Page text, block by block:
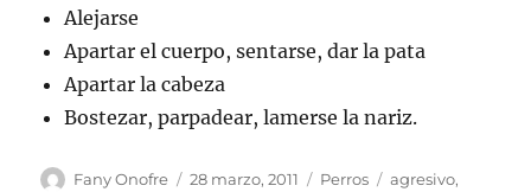
Alejarse
Apartar el cuerpo, sentarse, dar la pata
Apartar la cabeza
Bostezar, parpadear, lamerse la nariz.
Autor
Fany Onofre
Publicado
28 marzo, 2011 Categorías
Perros Etiquetas
agresivo,